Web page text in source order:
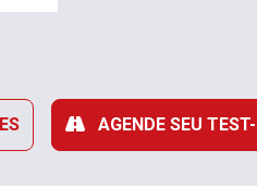
AGENDE SEU